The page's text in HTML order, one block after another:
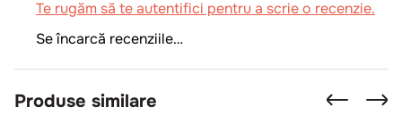
Te rugăm să te autentifici pentru a scrie o recenzie.
Se încarcă recenziile…
Produse similare